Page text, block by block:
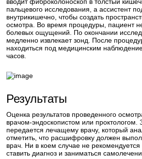
пальцевого исследования, а ассистент
внутрикишечно, чтобы создать
осмотра. Во время процедуры, пациент
болевых ощущений. По окончании
медленно извлекает зонд. После
находиться под медицинским
часов.
Результаты
Оценка результатов проведенного
врачом-эндоскопистом или проктологом.
передается лечащему врачу, который
отметить, что расшифровку должен
врач. Ни в коем случае не
ставить диагноз и заниматься